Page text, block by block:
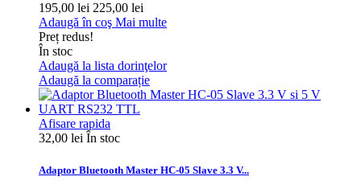
195,00 lei 225,00 lei
Adaugă în coş Mai multe
Preț redus!
În stoc
Adaugă la lista dorinţelor
Adaugă la comparație
Afisare rapida
32,00 lei În stoc
Adaptor Bluetooth Master HC-05 Slave 3.3 V...